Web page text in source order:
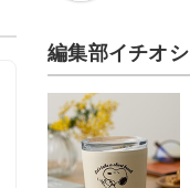
編集部イチオシ